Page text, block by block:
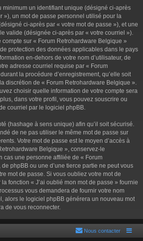
minimum un identifiant unique (désigné ci-après
»), un mot de passe personnel utilisé pour la
ci-après par « votre mot de passe »), et une
valide (désignée ci-après par « votre courriel »).
compte sur « Forum Retrohardware Belgique »
protection des données applicables dans le pays
en-dehors de votre nom d’utilisateur, de
adresse courriel requise par « Forum
la procédure d’enregistrement, qu’elle soit
discrétion de « Forum Retrohardware Belgique ».
choisir quelle information de votre compte sera
dans votre profil, vous pouvez souscrire ou
courriel par le logiciel phpBB.
(hashage à sens unique) afin qu’il soit sécurisé.
de ne pas utiliser le même mot de passe sur
Votre mot de passe est le moyen d’accès à
Belgique », conservez-le
cas une personne affiliée de « Forum
phpBB ou une d’une tierce partie ne peut vous
mot de passe. Si vous oubliez votre mot de
fonction « J’ai oublié mon mot de passe » fournie
vous demandera de fournir votre nom
alors le logiciel phpBB générera un nouveau mot
de vous reconnecter.
Nous contacter